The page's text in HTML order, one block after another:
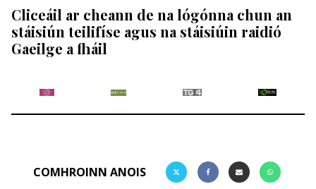
Cliceáil ar cheann de na lógónna chun an
stáisiún teilifíse agus na stáisiúin raidió
Gaeilge a fháil
COMHROINN ANOIS